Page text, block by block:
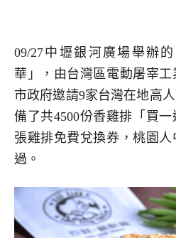
09/27中壢銀河廣場舉辦
華」，由台灣區電動屠宰
市政府邀請9家台灣在地高
備了共4500份香雞排「買
張雞排免費兌換券，桃園
過。